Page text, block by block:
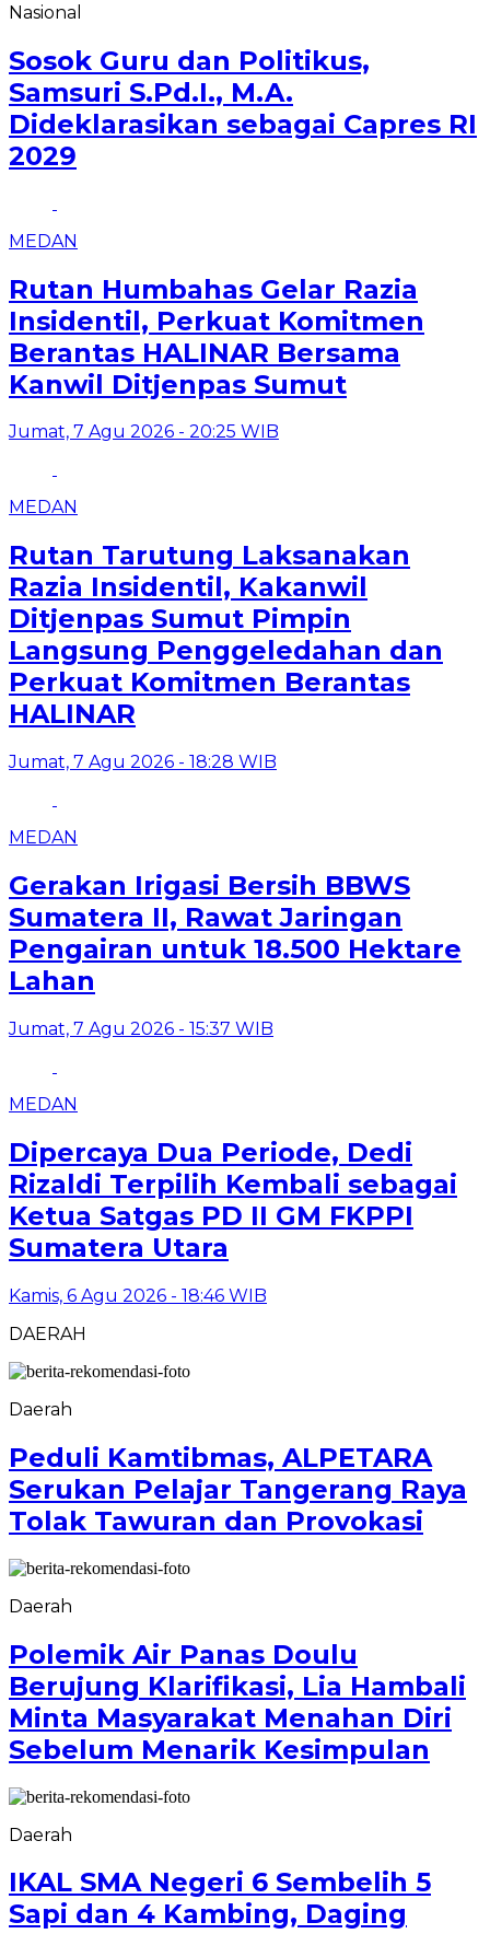
Nasional
Sosok Guru dan Politikus,
Samsuri S.Pd.I., M.A.
Dideklarasikan sebagai Capres RI
2029
MEDAN
Rutan Humbahas Gelar Razia
Insidentil, Perkuat Komitmen
Berantas HALINAR Bersama
Kanwil Ditjenpas Sumut
Jumat, 7 Agu 2026 - 20:25 WIB
MEDAN
Rutan Tarutung Laksanakan
Razia Insidentil, Kakanwil
Ditjenpas Sumut Pimpin
Langsung Penggeledahan dan
Perkuat Komitmen Berantas
HALINAR
Jumat, 7 Agu 2026 - 18:28 WIB
MEDAN
Gerakan Irigasi Bersih BBWS
Sumatera II, Rawat Jaringan
Pengairan untuk 18.500 Hektare
Lahan
Jumat, 7 Agu 2026 - 15:37 WIB
MEDAN
Dipercaya Dua Periode, Dedi
Rizaldi Terpilih Kembali sebagai
Ketua Satgas PD II GM FKPPI
Sumatera Utara
Kamis, 6 Agu 2026 - 18:46 WIB
DAERAH
Daerah
Peduli Kamtibmas, ALPETARA
Serukan Pelajar Tangerang Raya
Tolak Tawuran dan Provokasi
Daerah
Polemik Air Panas Doulu
Berujung Klarifikasi, Lia Hambali
Minta Masyarakat Menahan Diri
Sebelum Menarik Kesimpulan
Daerah
IKAL SMA Negeri 6 Sembelih 5
Sapi dan 4 Kambing, Daging